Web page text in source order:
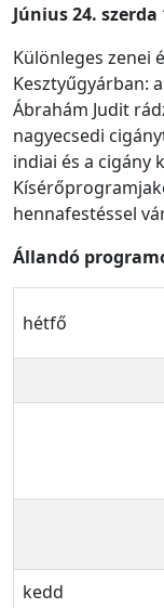
Június 24.
Különleges zenei
Kesztyűgyárban:
Ábrahám Judit
nagyecsedi
indiai és a cigány
hennafestéssel
Állandó
hétfő
kedd